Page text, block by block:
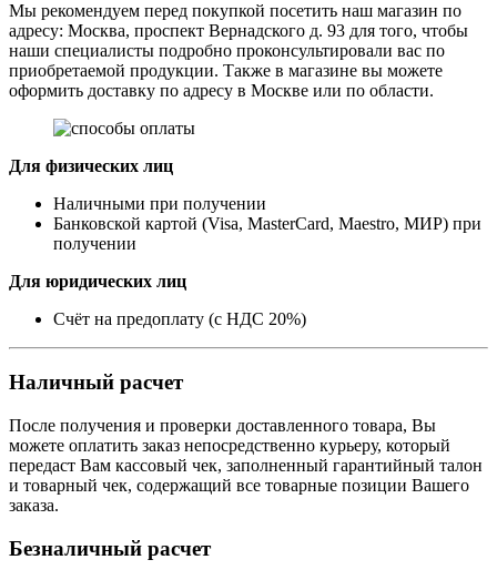
Мы рекомендуем перед покупкой посетить наш магазин по
адресу: Москва, проспект Вернадского д. 93 для того, чтобы
наши специалисты подробно проконсультировали вас по
приобретаемой продукции. Также в магазине вы можете
оформить доставку по адресу в Москве или по области.
Для физических лиц
Наличными при получении
Банковской картой (Visa, MasterCard, Maestro, МИР) при
получении
Для юридических лиц
Счёт на предоплату (с НДС 20%)
Наличный расчет
После получения и проверки доставленного товара, Вы
можете оплатить заказ непосредственно курьеру, который
передаст Вам кассовый чек, заполненный гарантийный талон
и товарный чек, содержащий все товарные позиции Вашего
заказа.
Безналичный расчет